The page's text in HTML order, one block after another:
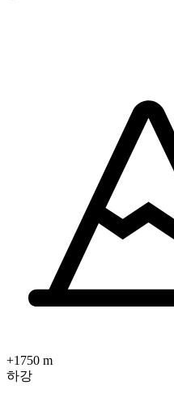
+1750 m
하강